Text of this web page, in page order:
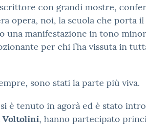
con grandi mostre,
opera, noi, la scuola che porta
una manifestazione in tono
per chi l’ha vissuta in
sono stati la parte più viva.
è tenuto in agorà ed è stato
Voltolini, hanno partecipato